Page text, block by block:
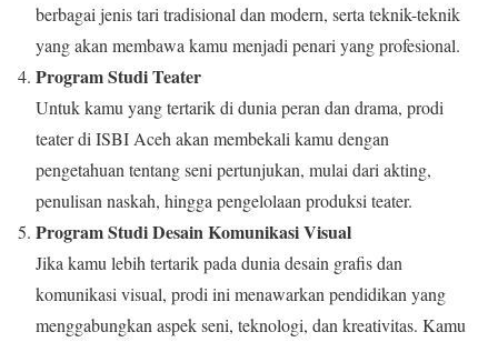
berbagai jenis tari tradisional dan modern, serta teknik-teknik
yang akan membawa kamu menjadi penari yang profesional.
Program Studi Teater
Untuk kamu yang tertarik di dunia peran dan drama, prodi
teater di ISBI Aceh akan membekali kamu dengan
pengetahuan tentang seni pertunjukan, mulai dari akting,
penulisan naskah, hingga pengelolaan produksi teater.
Program Studi Desain Komunikasi Visual
Jika kamu lebih tertarik pada dunia desain grafis dan
komunikasi visual, prodi ini menawarkan pendidikan yang
menggabungkan aspek seni, teknologi, dan kreativitas. Kamu